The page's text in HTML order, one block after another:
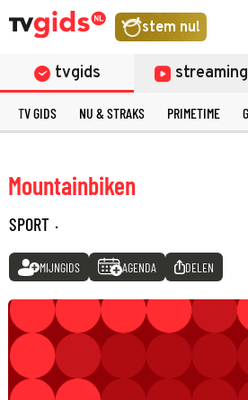
stem nu!
tvgids streaming
TV GIDS NU & STRAKS PRIMETIME
Mountainbiken
SPORT ·
MIJNGIDS AGENDA DELEN